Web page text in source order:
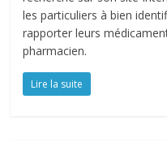
les particuliers à bien
rapporter leurs
pharmacien.
Lire la suite